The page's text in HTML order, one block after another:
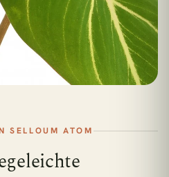
SELLOUM ATOM